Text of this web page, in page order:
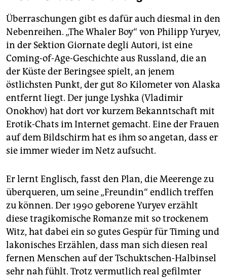
Überraschungen gibt es dafür auch diesmal in den
Nebenreihen. „The Whaler Boy“ von Philipp Yuryev,
in der Sektion Giornate degli Autori, ist eine
Coming-of-Age-Geschichte aus Russland, die an
der Küste der Beringsee spielt, an jenem
östlichsten Punkt, der gut 80 Kilometer von Alaska
entfernt liegt. Der junge Lyshka (Vladimir
Onokhov) hat dort vor kurzem Bekanntschaft mit
Erotik-Chats im Internet gemacht. Eine der Frauen
auf dem Bildschirm hat es ihm so angetan, dass er
sie immer wieder im Netz aufsucht.
Er lernt Englisch, fasst den Plan, die Meerenge zu
überqueren, um seine „Freundin“ endlich treffen
zu können. Der 1990 geborene Yuryev erzählt
diese tragikomische Romanze mit so trockenem
Witz, hat dabei ein so gutes Gespür für Timing und
lakonisches Erzählen, dass man sich diesen real
fernen Menschen auf der Tschuktschen-Halbinsel
sehr nah fühlt. Trotz vermutlich real gefilmter